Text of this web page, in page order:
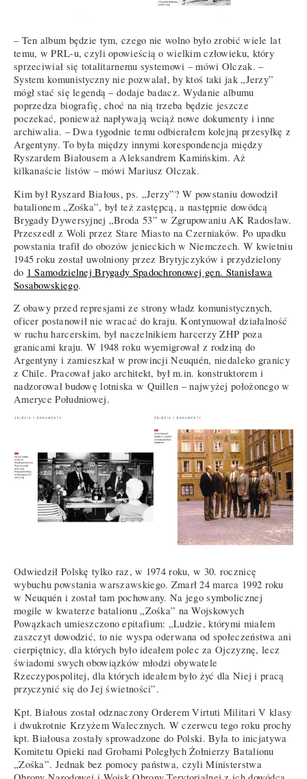
– Ten album będzie tym, czego nie wolno było zrobić wiele lat
temu, w PRL-u, czyli opowieścią o wielkim człowieku, który
sprzeciwiał się totalitarnemu systemowi – mówi Olczak. –
System komunistyczny nie pozwalał, by ktoś taki jak „Jerzy”
mógł stać się legendą – dodaje badacz. Wydanie albumu
poprzedza biografię, choć na nią trzeba będzie jeszcze
poczekać, ponieważ napływają wciąż nowe dokumenty i inne
archiwalia. – Dwa tygodnie temu odbierałem kolejną przesyłkę z
Argentyny. To była między innymi korespondencja między
Ryszardem Białousem a Aleksandrem Kamińskim. Aż
kilkanaście listów – mówi Mariusz Olczak.
Kim był Ryszard Białous, ps. „Jerzy”? W powstaniu dowodził
batalionem „Zośka”, był też zastępcą, a następnie dowódcą
Brygady Dywersyjnej „Broda 53” w Zgrupowaniu AK Radosław.
Przeszedł z Woli przez Stare Miasto na Czerniaków. Po upadku
powstania trafił do obozów jenieckich w Niemczech. W kwietniu
1945 roku został uwolniony przez Brytyjczyków i przydzielony
do 1 Samodzielnej Brygady Spadochronowej gen. Stanisława
Sosabowskiego.
Z obawy przed represjami ze strony władz komunistycznych,
oficer postanowił nie wracać do kraju. Kontynuował działalność
w ruchu harcerskim, był naczelnikiem harcerzy ZHP poza
granicami kraju. W 1948 roku wyemigrował z rodziną do
Argentyny i zamieszkał w prowincji Neuquén, niedaleko granicy
z Chile. Pracował jako architekt, był m.in. konstruktorem i
nadzorował budowę lotniska w Quillen – najwyżej położonego w
Ameryce Południowej.
Odwiedził Polskę tylko raz, w 1974 roku, w 30. rocznicę
wybuchu powstania warszawskiego. Zmarł 24 marca 1992 roku
w Neuquén i został tam pochowany. Na jego symbolicznej
mogile w kwaterze batalionu „Zośka” na Wojskowych
Powązkach umieszczono epitafium: „Ludzie, którymi miałem
zaszczyt dowodzić, to nie wyspa oderwana od społeczeństwa ani
cierpiętnicy, dla których było ideałem polec za Ojczyznę, lecz
świadomi swych obowiązków młodzi obywatele
Rzeczypospolitej, dla których ideałem było żyć dla Niej i pracą
przyczynić się do Jej świetności”.
Kpt. Białous został odznaczony Orderem Virtuti Militari V klasy
i dwukrotnie Krzyżem Walecznych. W czerwcu tego roku prochy
kpt. Białousa zostały sprowadzone do Polski. Była to inicjatywa
Komitetu Opieki nad Grobami Poległych Żołnierzy Batalionu
„Zośka”. Jednak bez pomocy państwa, czyli Ministerstwa